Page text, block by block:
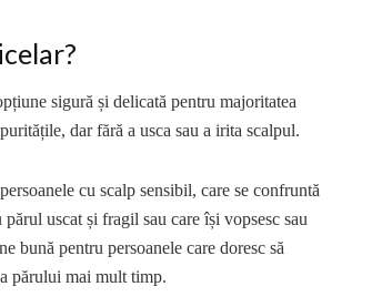
sigură și delicată pentru majoritatea
dar fără a usca sau a irita scalpul.
cu scalp sensibil, care se confruntă
uscat și fragil sau care își vopsesc sau
bună pentru persoanele care doresc să
părului mai mult timp.